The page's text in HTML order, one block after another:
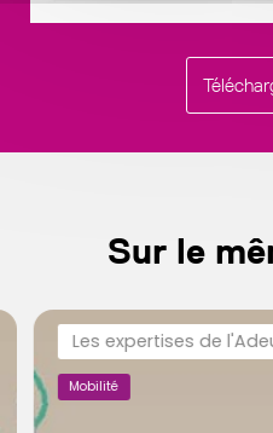
Sur le
Les expertises de
Mobilité